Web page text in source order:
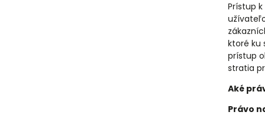
Prístup
ktoré ku
prístup
stratia
Aké
Právo